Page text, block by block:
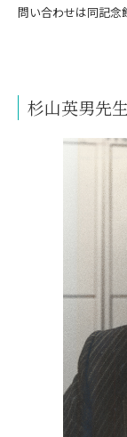
問い合わせは同記念
杉山英男先